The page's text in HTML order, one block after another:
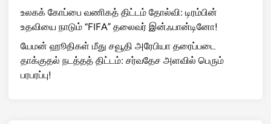
உலகக் கோப்பை வணிகத் திட்டம் தோல்வி: டிரம்பின்
உதவியை நாடும் “FIFA” தலைவர் இன்ஃபான்டினோ!
யேமன் ஹூதிகள் மீது சவூதி அரேபியா தரைப்படை
தாக்குதல் நடத்தத் திட்டம்: சர்வதேச அளவில் பெரும்
பரபரப்பு!